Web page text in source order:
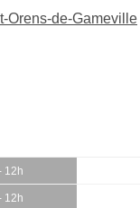
Orens-de-Gameville
12h
12h